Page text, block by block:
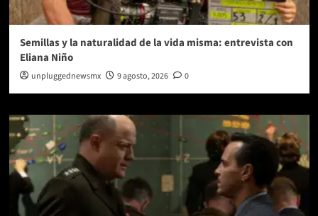
Semillas y la naturalidad de la vida misma: entrevista con
Eliana Niño
unpluggednewsmx 9 agosto, 2026 0